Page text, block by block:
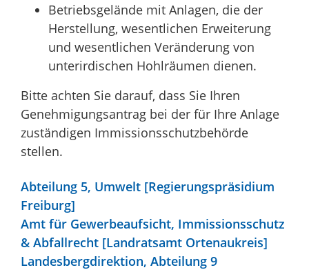
Betriebsgelände mit Anlagen, die der
Herstellung, wesentlichen Erweiterung
und wesentlichen Veränderung von
unterirdischen Hohlräumen dienen.
Bitte achten Sie darauf, dass Sie Ihren
Genehmigungsantrag bei der für Ihre Anlage
zuständigen Immissionsschutzbehörde
stellen.
Abteilung 5, Umwelt [Regierungspräsidium
Freiburg]
Amt für Gewerbeaufsicht, Immissionsschutz
& Abfallrecht [Landratsamt Ortenaukreis]
Landesbergdirektion, Abteilung 9